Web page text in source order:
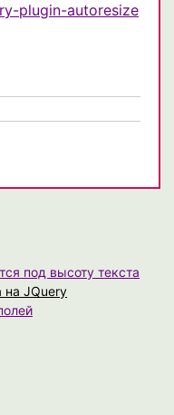
plugin-autoresize
под высоту текста
на JQuery